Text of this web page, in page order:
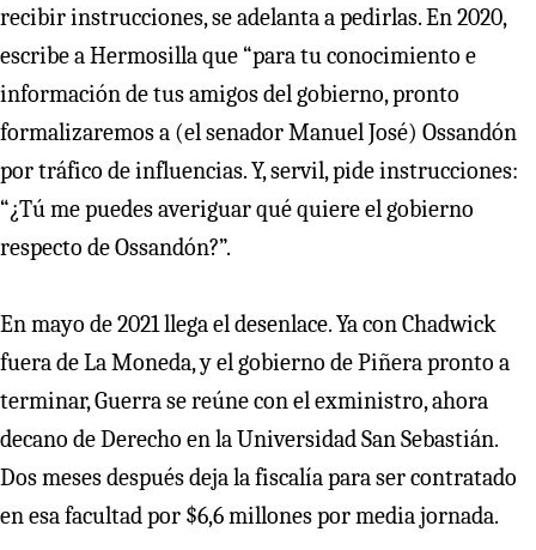
recibir instrucciones, se adelanta a pedirlas. En 2020,
escribe a Hermosilla que “para tu conocimiento e
información de tus amigos del gobierno, pronto
formalizaremos a (el senador Manuel José) Ossandón
por tráfico de influencias. Y, servil, pide instrucciones:
“¿Tú me puedes averiguar qué quiere el gobierno
respecto de Ossandón?”.
En mayo de 2021 llega el desenlace. Ya con Chadwick
fuera de La Moneda, y el gobierno de Piñera pronto a
terminar, Guerra se reúne con el exministro, ahora
decano de Derecho en la Universidad San Sebastián.
Dos meses después deja la fiscalía para ser contratado
en esa facultad por $6,6 millones por media jornada.